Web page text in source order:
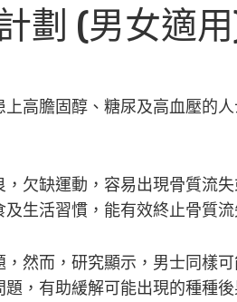
劃 (男女適
高膽固醇、糖尿及高血壓的
欠缺運動，容易出現骨質流
生活習慣，能有效終止骨質流
然而，研究顯示，男士同樣
，有助緩解可能出現的種種